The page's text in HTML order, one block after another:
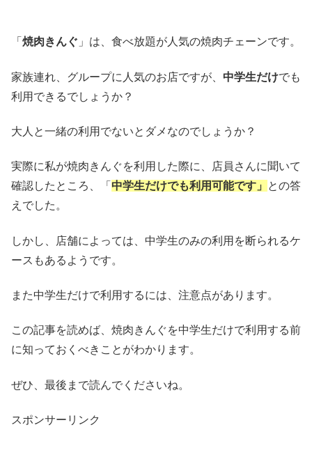
「 焼肉きんぐ 」は、食べ放題が人気の焼肉チェーンです。
家族連れ、グループに人気のお店ですが、 中学生だけでも
利用できるでしょうか？
大人と一緒の利用でないとダメなのでしょうか？
実際に私が焼肉きんぐを利用した際に、店員さんに聞いて
確認したところ、「 中学生だけでも利用可能です」
との答
えでした。
しかし、店舗によっては、中学生のみの利用を断られるケ
ースもあるようです。
また中学生だけで利用するには、注意点があります。
この記事を読めば、焼肉きんぐを中学生だけで利用する前
に知っておくべきことがわかります。
ぜひ、最後まで読んでくださいね。
スポンサーリンク